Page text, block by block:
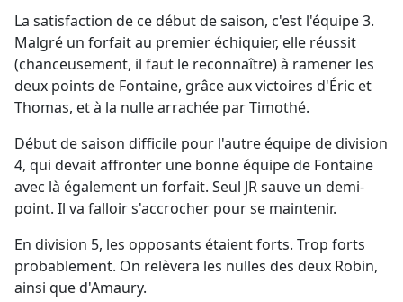
La satisfaction de ce début de saison, c'est l'équipe 3.
Malgré un forfait au premier échiquier, elle réussit
(chanceusement, il faut le reconnaître) à ramener les
deux points de Fontaine, grâce aux victoires d'Éric et
Thomas, et à la nulle arrachée par Timothé.
Début de saison difficile pour l'autre équipe de division
4, qui devait affronter une bonne équipe de Fontaine
avec là également un forfait. Seul JR sauve un demi-
point. Il va falloir s'accrocher pour se maintenir.
En division 5, les opposants étaient forts. Trop forts
probablement. On relèvera les nulles des deux Robin,
ainsi que d'Amaury.